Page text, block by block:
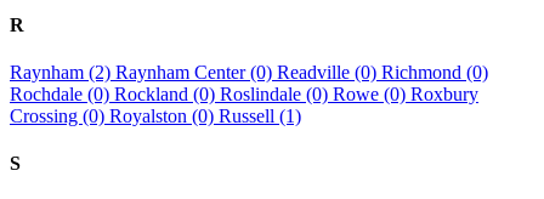
R
Raynham (2) Raynham Center (0) Readville (0) Richmond (0)
Rochdale (0) Rockland (0) Roslindale (0) Rowe (0) Roxbury
Crossing (0) Royalston (0) Russell (1)
S